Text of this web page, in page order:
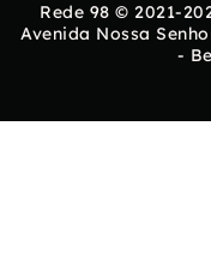
Rede 98 © 2021-
Avenida Nossa
-